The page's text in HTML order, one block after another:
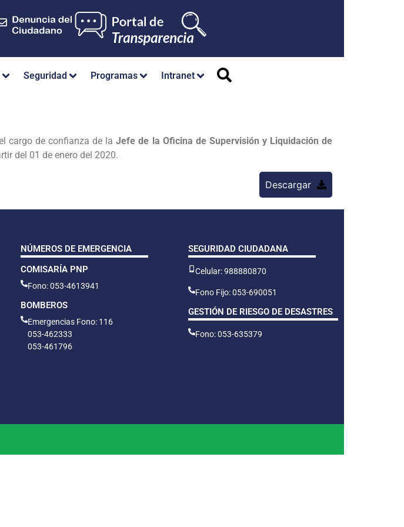
Seguridad Programas Intranet
cargo de confianza de laJefe de la Oficina de Supervisión y Liquidación de
del 01 de enero del 2020.
Descargar
NÚMEROS DE EMERGENCIA
COMISARÍA PNP
Fono: 053-4613941
BOMBEROS
Emergencias Fono: 116
053-462333
053-461796
SEGURIDAD CIUDADANA
Celular: 988880870
Fono Fijo: 053-690051
GESTIÓN DE RIESGO DE DESASTRES
Fono: 053-635379